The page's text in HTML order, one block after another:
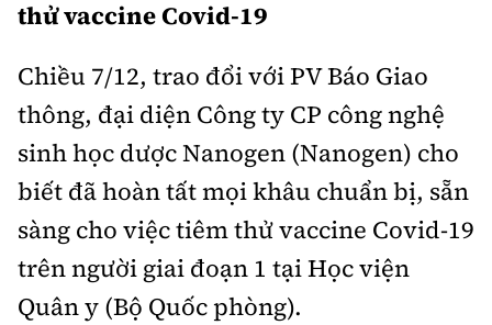
Mời thầu - Đấu thầu
Thi viết về GTVT
Gương sáng giao thông
360 độ thể thao
Tư vấn
Thế giới
Thời sự Quốc tế
Hồ sơ tài liệu
Thế giới giao thông
Thế giới xây dựng
Đi ++
Du lịch
Khám phá
Lối sống
Ẩm thực
Video
Thời sự
Khám phá
Camera giao thông
thử vaccine Covid-19
Chiều 7/12, trao đổi với PV Báo Giao
thông, đại diện Công ty CP công nghệ
sinh học dược Nanogen (Nanogen) cho
biết đã hoàn tất mọi khâu chuẩn bị, sẵn
sàng cho việc tiêm thử vaccine Covid-19
trên người giai đoạn 1 tại Học viện
Quân y (Bộ Quốc phòng).